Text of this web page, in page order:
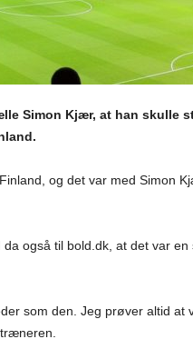
Simon Kjær, at han skulle
og det var med Simon
også til bold.dk, at det var
som den. Jeg prøver altid at